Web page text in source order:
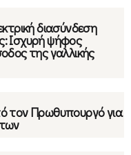
διασύνδεση
Ισχυρή ψήφος
της γαλλικής
τον Πρωθυπουργό για